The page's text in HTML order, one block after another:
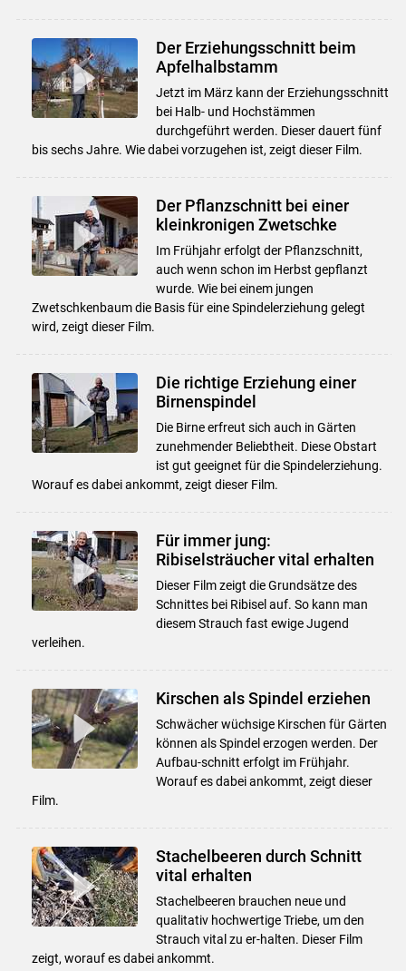
Der Erziehungsschnitt beim
Apfelhalbstamm
Jetzt im März kann der Erziehungsschnitt
bei Halb- und Hochstämmen
durchgeführt werden. Dieser dauert fünf
bis sechs Jahre. Wie dabei vorzugehen ist, zeigt dieser Film.
Der Pflanzschnitt bei einer
kleinkronigen Zwetschke
Im Frühjahr erfolgt der Pflanzschnitt,
auch wenn schon im Herbst gepflanzt
wurde. Wie bei einem jungen
Zwetschkenbaum die Basis für eine Spindelerziehung gelegt
wird, zeigt dieser Film.
Die richtige Erziehung einer
Birnenspindel
Die Birne erfreut sich auch in Gärten
zunehmender Beliebtheit. Diese Obstart
ist gut geeignet für die Spindelerziehung.
Worauf es dabei ankommt, zeigt dieser Film.
Für immer jung:
Ribiselsträucher vital erhalten
Dieser Film zeigt die Grundsätze des
Schnittes bei Ribisel auf. So kann man
diesem Strauch fast ewige Jugend
verleihen.
Kirschen als Spindel erziehen
Schwächer wüchsige Kirschen für Gärten
können als Spindel erzogen werden. Der
Aufbau-schnitt erfolgt im Frühjahr.
Worauf es dabei ankommt, zeigt dieser
Film.
Stachelbeeren durch Schnitt
vital erhalten
Stachelbeeren brauchen neue und
qualitativ hochwertige Triebe, um den
Strauch vital zu er-halten. Dieser Film
zeigt, worauf es dabei ankommt.